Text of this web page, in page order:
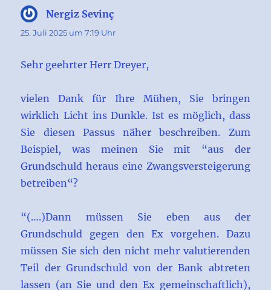
Nergiz Sevinç
25. Juli 2025 um 7:19 Uhr
Sehr geehrter Herr Dreyer,
vielen Dank für Ihre Mühen, Sie bringen
wirklich Licht ins Dunkle. Ist es möglich, dass
Sie diesen Passus näher beschreiben. Zum
Beispiel, was meinen Sie mit “aus der
Grundschuld heraus eine Zwangsversteigerung
betreiben“?
“(….)Dann müssen Sie eben aus der
Grundschuld gegen den Ex vorgehen. Dazu
müssen Sie sich den nicht mehr valutierenden
Teil der Grundschuld von der Bank abtreten
lassen (an Sie und den Ex gemeinschaftlich),